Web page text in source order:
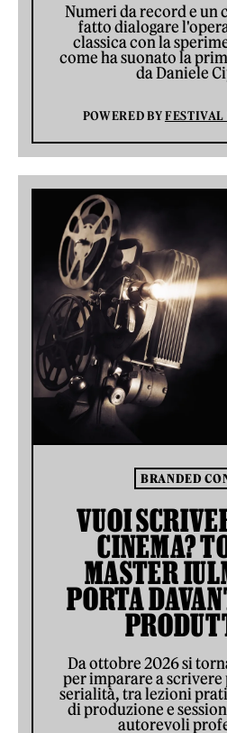
Numeri da record e un
fatto dialogare
classica con la
come ha suonato la
da Daniele
POWERED BYFESTIVAL
BRANDED
VUOI
CINEMA?
MASTER
PORTA
Da ottobre 2026 si
per imparare a scrivere
serialità, tra lezioni
di produzione e
autorevoli